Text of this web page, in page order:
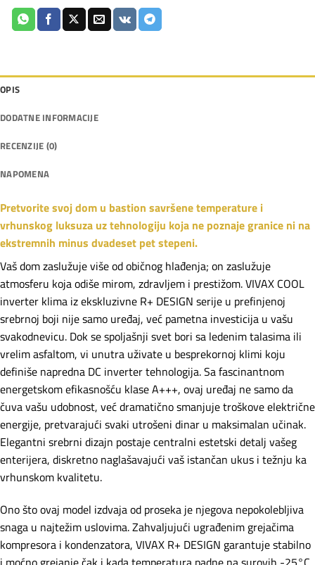
OPIS
DODATNE INFORMACIJE
RECENZIJE (0)
NAPOMENA
Pretvorite svoj dom u bastion savršene temperature i
vrhunskog luksuza uz tehnologiju koja ne poznaje granice ni na
ekstremnih minus dvadeset pet stepeni.
Vaš dom zaslužuje više od običnog hlađenja; on zaslužuje
atmosferu koja odiše mirom, zdravljem i prestižom. VIVAX COOL
inverter klima iz ekskluzivne R+ DESIGN serije u prefinjenoj
srebrnoj boji nije samo uređaj, već pametna investicija u vašu
svakodnevicu. Dok se spoljašnji svet bori sa ledenim talasima ili
vrelim asfaltom, vi unutra uživate u besprekornoj klimi koju
definiše napredna DC inverter tehnologija. Sa fascinantnom
energetskom efikasnošću klase A+++, ovaj uređaj ne samo da
čuva vašu udobnost, već dramatično smanjuje troškove električne
energije, pretvarajući svaki utrošeni dinar u maksimalan učinak.
Elegantni srebrni dizajn postaje centralni estetski detalj vašeg
enterijera, diskretno naglašavajući vaš istančan ukus i težnju ka
vrhunskom kvalitetu.
Ono što ovaj model izdvaja od proseka je njegova nepokolebljiva
snaga u najtežim uslovima. Zahvaljujući ugrađenim grejačima
kompresora i kondenzatora, VIVAX R+ DESIGN garantuje stabilno